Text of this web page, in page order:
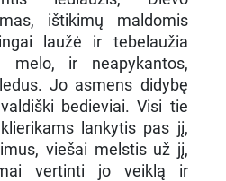
ištikimų maldomis
laužė ir tebelaužia
melo, ir neapykantos,
Jo asmens didybę
bedieviai. Visi tie
lankytis pas jį,
viešai melstis už jį,
vertinti jo veiklą ir